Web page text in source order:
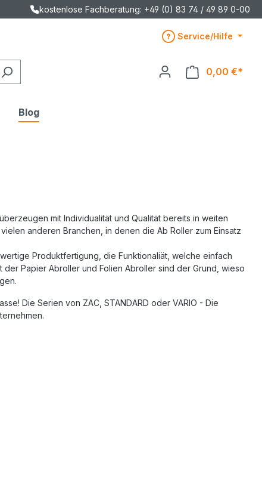
kostenlose Fachberatung: +49 (0) 83 74 / 49 89 0-00
Service/Hilfe
0,00 €*
Blog
mit Individualität und Qualität bereits in weiten
anderen Branchen, in denen die Ab Roller zum Einsatz
Produktfertigung, die Funktionaliät, welche einfach
Papier Abroller und Folien Abroller sind der Grund, wieso
Die Serien von ZAC, STANDARD oder VARIO - Die